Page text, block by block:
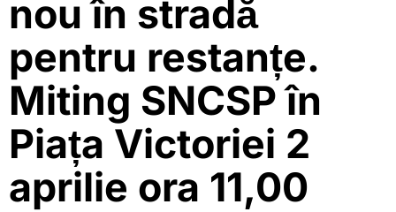
nou în stradă
pentru restanțe.
Miting SNCSP în
Piața Victoriei 2
aprilie ora 11,00